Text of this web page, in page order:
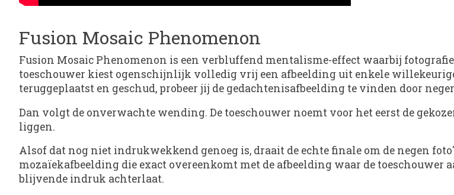
Fusion Mosaic Phenomenon
Fusion Mosaic Phenomenon is een verbluffend mentalisme-effect waarbij
toeschouwer kiest ogenschijnlijk volledig vrij een afbeelding uit enkele
teruggeplaatst en geschud, probeer jij de gedachtenisafbeelding te vinden door
Dan volgt de onverwachte wending. De toeschouwer noemt voor het eerst de
liggen.
Alsof dat nog niet indrukwekkend genoeg is, draait de echte finale om de negen
mozaïekafbeelding die exact overeenkomt met de afbeelding waar de
blijvende indruk achterlaat.